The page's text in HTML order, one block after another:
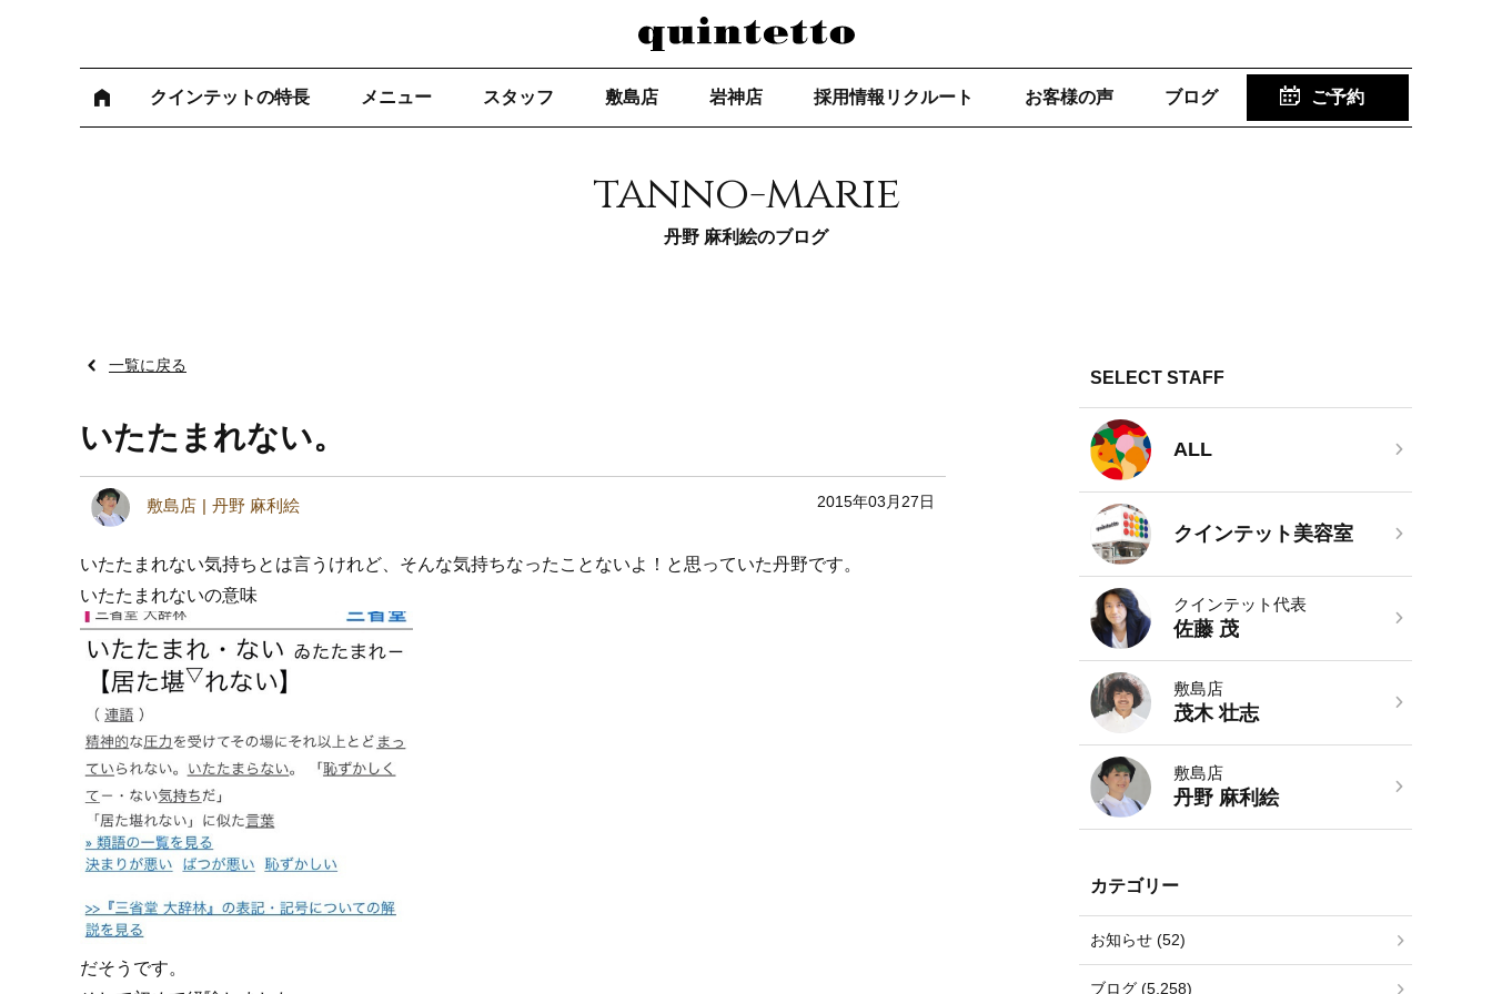
クインテットの特長 メニュー スタッフ 敷島店 岩神店 採用情報リクルート お客様の声 ブログ ご予約
tanno-marie
丹野 麻利絵のブログ
一覧に戻る
いたたまれない。
敷島店 丹野 麻利絵 2015年03月27日
いたたまれない気持ちとは言うけれど、そんな気持ちなったことないよ！と思っていた丹野です。
いたたまれないの意味
だそうです。
SELECT STAFF
ALL
クインテット美容室
クインテット代表
佐藤 茂
敷島店
茂木 壮志
敷島店
丹野 麻利絵
カテゴリー
お知らせ (52)
ブログ (5,258)